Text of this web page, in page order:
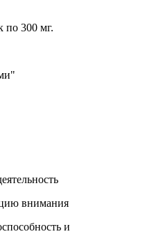
по 300 мг.
внимания
и